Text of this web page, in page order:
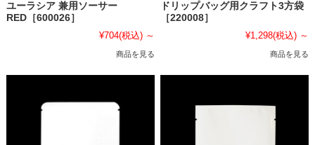
ユーラシア 兼用ソーサー
RED［600026］
¥704(税込) ～
商品を見る
ドリップバッグ用クラフト3方袋
［220008］
¥1,298(税込) ～
商品を見る